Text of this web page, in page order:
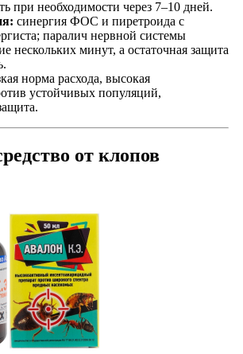
при необходимости через 7–10 дней.
синергия ФОС и пиретроида с
паралич нервной системы
нескольких минут, а остаточная защита
норма расхода, высокая
устойчивых популяций,
от клопов